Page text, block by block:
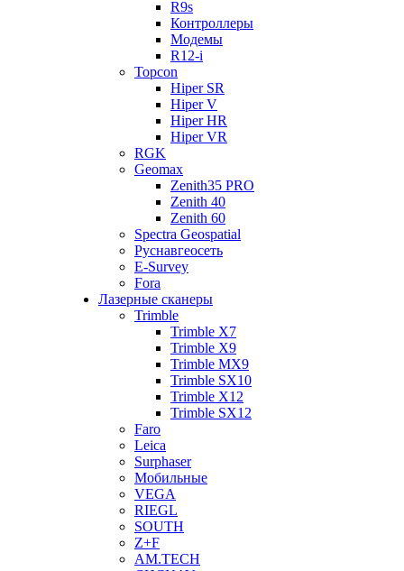
R9s
Контроллеры
Модемы
R12-i
Topcon
Hiper SR
Hiper V
Hiper HR
Hiper VR
RGK
Geomax
Zenith35 PRO
Zenith 40
Zenith 60
Spectra Geospatial
Руснавгеосеть
E-Survey
Fora
Лазерные сканеры
Trimble
Trimble X7
Trimble X9
Trimble MX9
Trimble SX10
Trimble X12
Trimble SX12
Faro
Leica
Surphaser
Мобильные
VEGA
RIEGL
SOUTH
Z+F
AM.TECH